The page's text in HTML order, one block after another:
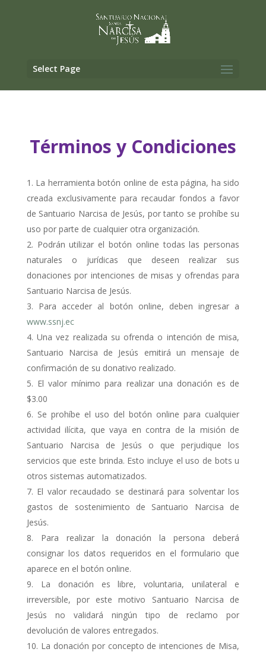
Select Page
Términos y Condiciones
La herramienta botón online de esta página, ha sido
creada exclusivamente para recaudar fondos a favor
de Santuario Narcisa de Jesús, por tanto se prohíbe su
uso por parte de cualquier otra organización.
Podrán utilizar el botón online todas las personas
naturales o jurídicas que deseen realizar sus
donaciones por intenciones de misas y ofrendas para
Santuario Narcisa de Jesús.
Para acceder al botón online, deben ingresar a
www.ssnj.ec
Una vez realizada su ofrenda o intención de misa,
Santuario Narcisa de Jesús emitirá un mensaje de
confirmación de su donativo realizado.
El valor mínimo para realizar una donación es de
$3.00
Se prohíbe el uso del botón online para cualquier
actividad ilícita, que vaya en contra de la misión de
Santuario Narcisa de Jesús o que perjudique los
servicios que este brinda. Esto incluye el uso de bots u
otros sistemas automatizados.
El valor recaudado se destinará para solventar los
gastos de sostenimiento de Santuario Narcisa de
Jesús.
Para realizar la donación la persona deberá
consignar los datos requeridos en el formulario que
aparece en el botón online.
La donación es libre, voluntaria, unilateral e
irreversible, por este motivo Santuario Narcisa de
Jesús no validará ningún tipo de reclamo por
devolución de valores entregados.
La donación por concepto de intenciones de Misa,